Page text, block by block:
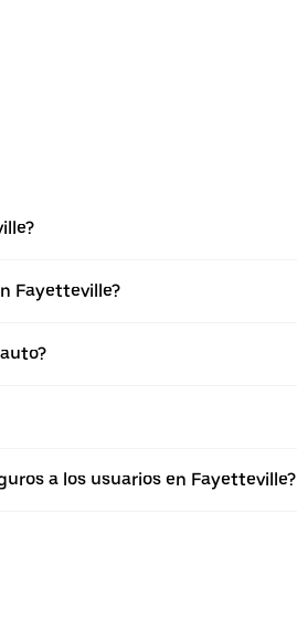
Fayetteville?
a los usuarios en Fayetteville?